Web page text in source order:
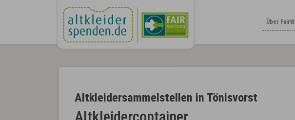
Über
Altkleidersammelstellen in Tönisvorst